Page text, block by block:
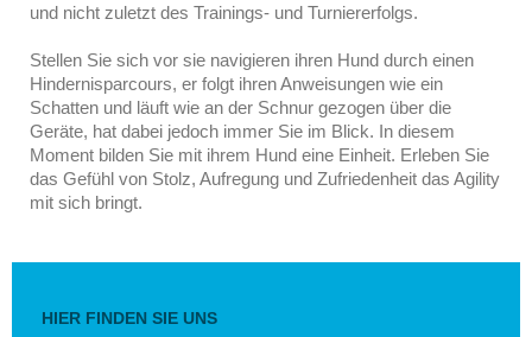
und nicht zuletzt des Trainings- und Turniererfolgs.
Stellen Sie sich vor sie navigieren ihren Hund durch einen
Hindernisparcours, er folgt ihren Anweisungen wie ein
Schatten und läuft wie an der Schnur gezogen über die
Geräte, hat dabei jedoch immer Sie im Blick. In diesem
Moment bilden Sie mit ihrem Hund eine Einheit. Erleben Sie
das Gefühl von Stolz, Aufregung und Zufriedenheit das Agility
mit sich bringt.
HIER FINDEN SIE UNS